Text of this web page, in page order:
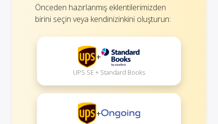
Önceden hazırlanmış eklentilerimizden
birini seçin veya kendinizinkini oluşturun:
+
UPS SE + Standard Books
+